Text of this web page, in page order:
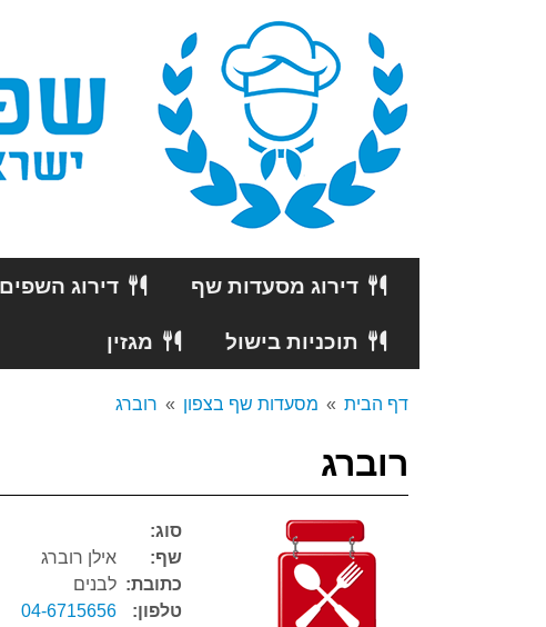
דירוג מסעדות שף דירוג השפים
תוכניות בישול
מגזין
דף הבית מסעדות שף בצפון רוברג
רוברג
סוג:
שף:
אילן רוברג
כתובת: לבנים
טלפון:
04-6715656